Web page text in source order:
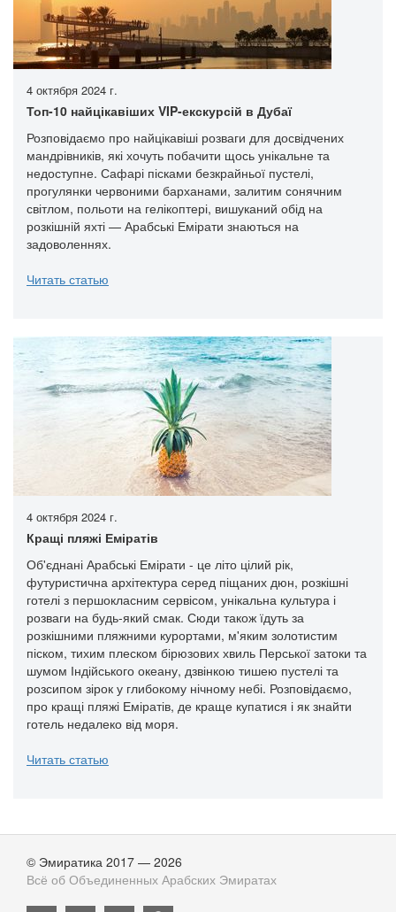
4 октября 2024 г.
Топ-10 найцікавіших VIP-екскурсій в Дубаї
Розповідаємо про найцікавіші розваги для досвідчених
мандрівників, які хочуть побачити щось унікальне та
недоступне. Сафарі пісками безкрайньої пустелі,
прогулянки червоними барханами, залитим сонячним
світлом, польоти на гелікоптері, вишуканий обід на
розкішній яхті — Арабські Емірати знаються на
задоволеннях.
Читать статью
4 октября 2024 г.
Кращі пляжі Еміратів
Об'єднані Арабські Емірати - це літо цілий рік,
футуристична архітектура серед піщаних дюн, розкішні
готелі з першокласним сервісом, унікальна культура і
розваги на будь-який смак. Сюди також їдуть за
розкішними пляжними курортами, м'яким золотистим
піском, тихим плеском бірюзових хвиль Перської затоки та
шумом Індійського океану, дзвінкою тишею пустелі та
розсипом зірок у глибокому нічному небі. Розповідаємо,
про кращі пляжі Еміратів, де краще купатися і як знайти
готель недалеко від моря.
Читать статью
© Эмиратика 2017 — 2026
Всё об Объединенных Арабских Эмиратах